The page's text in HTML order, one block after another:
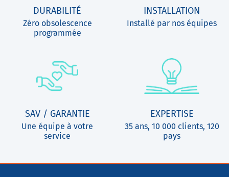
DURABILITÉ
Zéro obsolescence
programmée
INSTALLATION
Installé par nos équipes
SAV / GARANTIE
Une équipe à votre
service
EXPERTISE
35 ans, 10 000 clients, 120
pays